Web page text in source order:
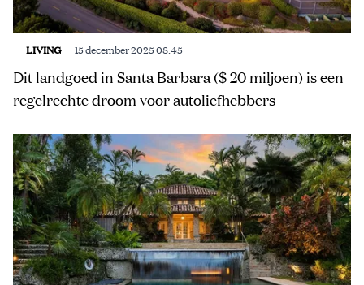
LIVING 15 december 2025 08:45
Dit landgoed in Santa Barbara ($ 20 miljoen) is een
regelrechte droom voor autoliefhebbers